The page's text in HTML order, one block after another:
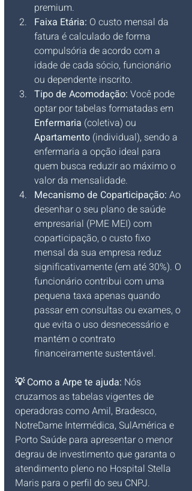
premium.
Faixa Etária: O custo mensal da
fatura é calculado de forma
compulsória de acordo com a
idade de cada sócio, funcionário
ou dependente inscrito.
Tipo de Acomodação: Você pode
optar por tabelas formatadas em
Enfermaria (coletiva) ou
Apartamento (individual), sendo a
enfermaria a opção ideal para
quem busca reduzir ao máximo o
valor da mensalidade.
Mecanismo de Coparticipação: Ao
desenhar o seu plano de saúde
empresarial (PME MEI) com
coparticipação, o custo fixo
mensal da sua empresa reduz
significativamente (em até 30%). O
funcionário contribui com uma
pequena taxa apenas quando
passar em consultas ou exames, o
que evita o uso desnecessário e
mantém o contrato
financeiramente sustentável.
💡 Como a Arpe te ajuda: Nós
cruzamos as tabelas vigentes de
operadoras como Amil, Bradesco,
NotreDame Intermédica, SulAmérica e
Porto Saúde para apresentar o menor
degrau de investimento que garanta o
atendimento pleno no Hospital Stella
Maris para o perfil do seu CNPJ.